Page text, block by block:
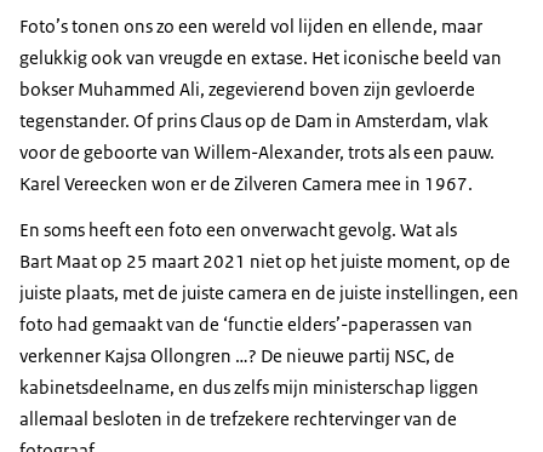
Foto’s tonen ons zo een wereld vol lijden en ellende, maar
gelukkig ook van vreugde en extase. Het iconische beeld van
bokser Muhammed Ali, zegevierend boven zijn gevloerde
tegenstander. Of prins Claus op de Dam in Amsterdam, vlak
voor de geboorte van Willem-Alexander, trots als een pauw.
Karel Vereecken won er de Zilveren Camera mee in 1967.
En soms heeft een foto een onverwacht gevolg. Wat als
Bart Maat op 25 maart 2021 niet op het juiste moment, op de
juiste plaats, met de juiste camera en de juiste instellingen, een
foto had gemaakt van de ‘functie elders’-paperassen van
verkenner Kajsa Ollongren …? De nieuwe partij NSC, de
kabinetsdeelname, en dus zelfs mijn ministerschap liggen
allemaal besloten in de trefzekere rechtervinger van de